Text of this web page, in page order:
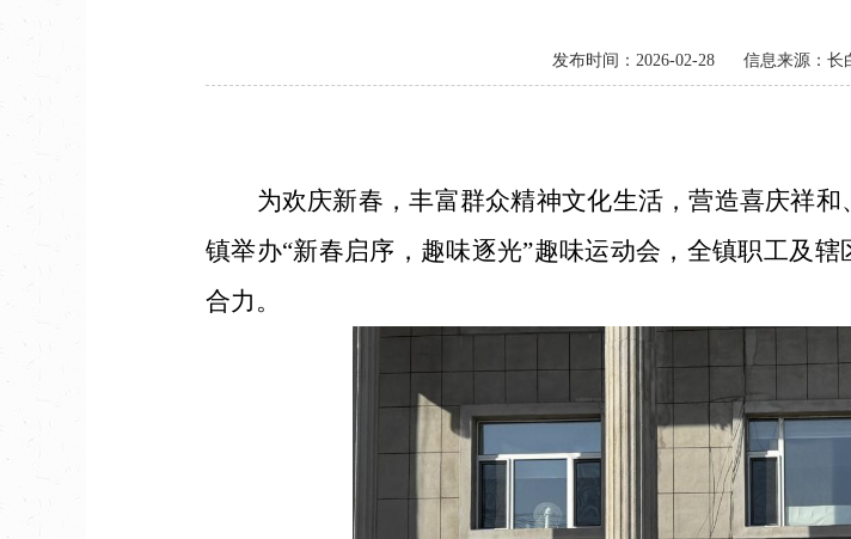
发布时间：2026-02-28 信息来源：​长
为欢庆新春，丰富群众精神文化生活，营造喜庆祥和
镇举办“新春启序，趣味逐光”趣味运动会，全镇职工及
合力。